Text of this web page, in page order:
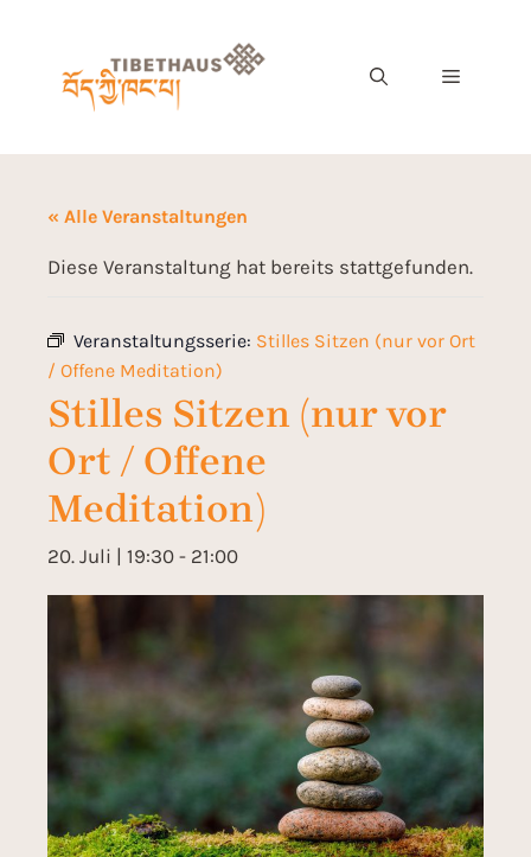
« Alle Veranstaltungen
Diese Veranstaltung hat bereits stattgefunden.
Veranstaltungsserie: Stilles Sitzen (nur vor Ort
/ Offene Meditation)
Stilles Sitzen (nur vor
Ort / Offene
Meditation)
20. Juli | 19:30 - 21:00